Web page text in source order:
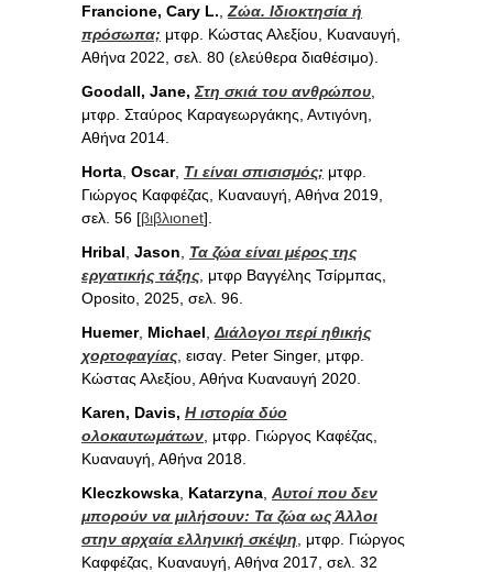
Francione, Cary L. Ζώα. Ιδιοκτησία ή
πρόσωπα; μτφρ. Κώστας Αλεξίου, Κυαναυγή,
Αθήνα 2022, σελ. 80 (ελεύθερα διαθέσιμο).
Goodall, Jane, Στη σκιά του ανθρώπου
μτφρ. Σταύρος Καραγεωργάκης, Αντιγόνη,
Αθήνα 2014.
Horta Oscar, Τι είναι σπισισμός; μτφρ.
Γιώργος Καφφέζας, Κυαναυγή, Αθήνα 2019,
σελ. 56 [βιβλιοnet].
Hribal Jason
Τα ζώα είναι μέρος της
εργατικής τάξης , μτφρ Βαγγέλης Τσίρμπας,
Οposito, 2025, σελ. 96.
Huemer, Michael Διάλογοι περί ηθικής
χορτοφαγίας , εισαγ. Peter Singer, μτφρ.
Κώστας Αλεξίου, Αθήνα Κυαναυγή 2020.
Karen, Davis, Η ιστορία δύο
ολοκαυτωμάτων , μτφρ. Γιώργος Καφέζας,
Κυαναυγή, Αθήνα 2018.
Kleczkowska Katarzyna Αυτοί που δεν
μπορούν να μιλήσουν: Τα ζώα ως Άλλοι
στην αρχαία ελληνική σκέψη , μτφρ. Γιώργος
Καφφέζας, Κυαναυγή, Αθήνα 2017, σελ. 32